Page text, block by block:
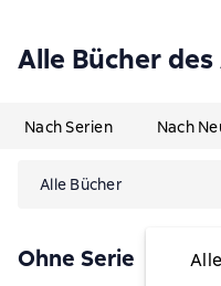
Alle Bücher
Nach Serien Nach
Alle Bücher
Ohne Serie